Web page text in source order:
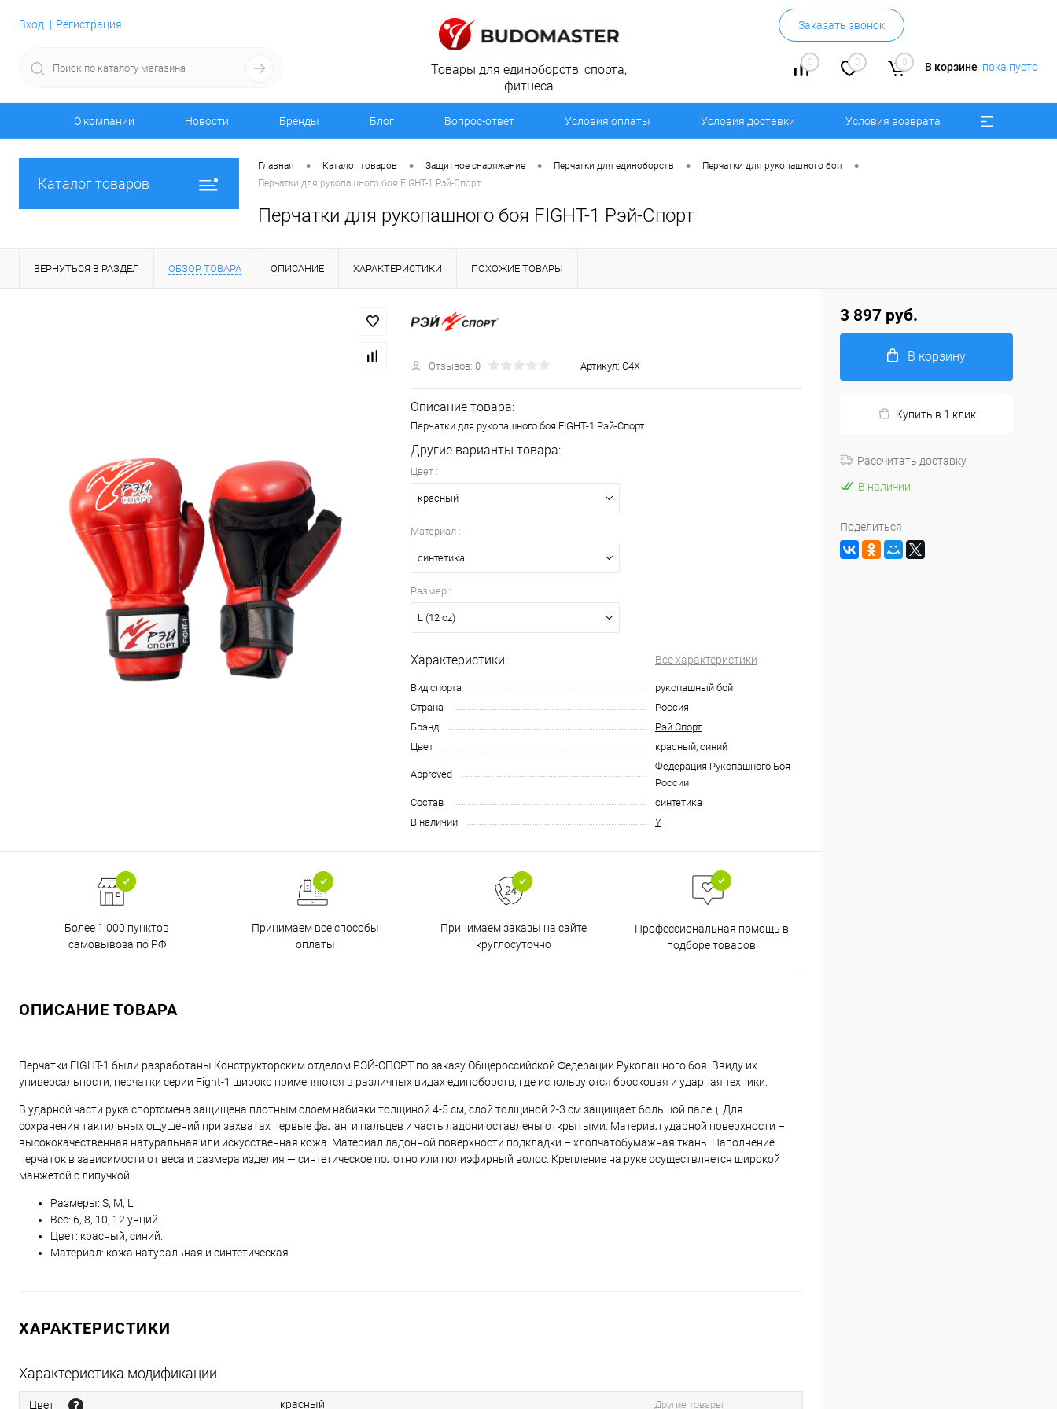
Вход Регистрация Заказать звонок
0 0 0 В корзине пока пусто
Товары для единоборств, спорта,
фитнеса
О компании Новости Бренды Блог Вопрос-ответ Условия оплаты Условия доставки Условия возврата
Каталог товаров
Главная • Каталог товаров • Защитное снаряжение • Перчатки для единоборств • Перчатки для рукопашного боя •
Перчатки для рукопашного боя FIGHT-1 Рэй-Спорт
Перчатки для рукопашного боя FIGHT-1 Рэй-Спорт
ВЕРНУТЬСЯ В РАЗДЕЛ ОБЗОР ТОВАРА ОПИСАНИЕ ХАРАКТЕРИСТИКИ ПОХОЖИЕ ТОВАРЫ
Отзывов: 0 Артикул: С4Х
Описание товара:
Перчатки для рукопашного боя FIGHT-1 Рэй-Спорт
Другие варианты товара:
Цвет :
красный
Материал :
синтетика
Размер :
L (12 oz)
Характеристики: Все характеристики
Вид спорта
рукопашный бой
Страна
Россия
Брэнд
Рэй Спорт
Цвет
красный, синий
Approved
Федерация Рукопашного Боя
России
Состав
синтетика
В наличии
Y
Более 1 000 пунктов
самовывоза по РФ
Принимаем все способы
оплаты
Принимаем заказы на сайте
круглосуточно
Профессиональная помощь в
подборе товаров
ОПИСАНИЕ ТОВАРА
Перчатки FIGHT-1 были разработаны Конструкторским отделом РЭЙ-СПОРТ по заказу Общероссийской Федерации Рукопашного боя. Ввиду их
универсальности, перчатки серии Fight-1 широко применяются в различных видах единоборств, где используются бросковая и ударная техники.
В ударной части рука спортсмена защищена плотным слоем набивки толщиной 4-5 см, слой толщиной 2-3 см защищает большой палец. Для
сохранения тактильных ощущений при захватах первые фаланги пальцев и часть ладони оставлены открытыми. Материал ударной поверхности –
высококачественная натуральная или искусственная кожа. Материал ладонной поверхности подкладки – хлопчатобумажная ткань. Наполнение
перчаток в зависимости от веса и размера изделия — синтетическое полотно или полиэфирный волос. Крепление на руке осуществляется широкой
манжетой с липучкой.
Размеры: S, M, L.
Вес: 6, 8, 10, 12 унций.
Цвет: красный, синий.
Материал: кожа натуральная и синтетическая
ХАРАКТЕРИСТИКИ
Характеристика модификации
Цвет красный Другие товары
3 897 руб.
В корзину
Купить в 1 клик
Рассчитать доставку
В наличии
Поделиться